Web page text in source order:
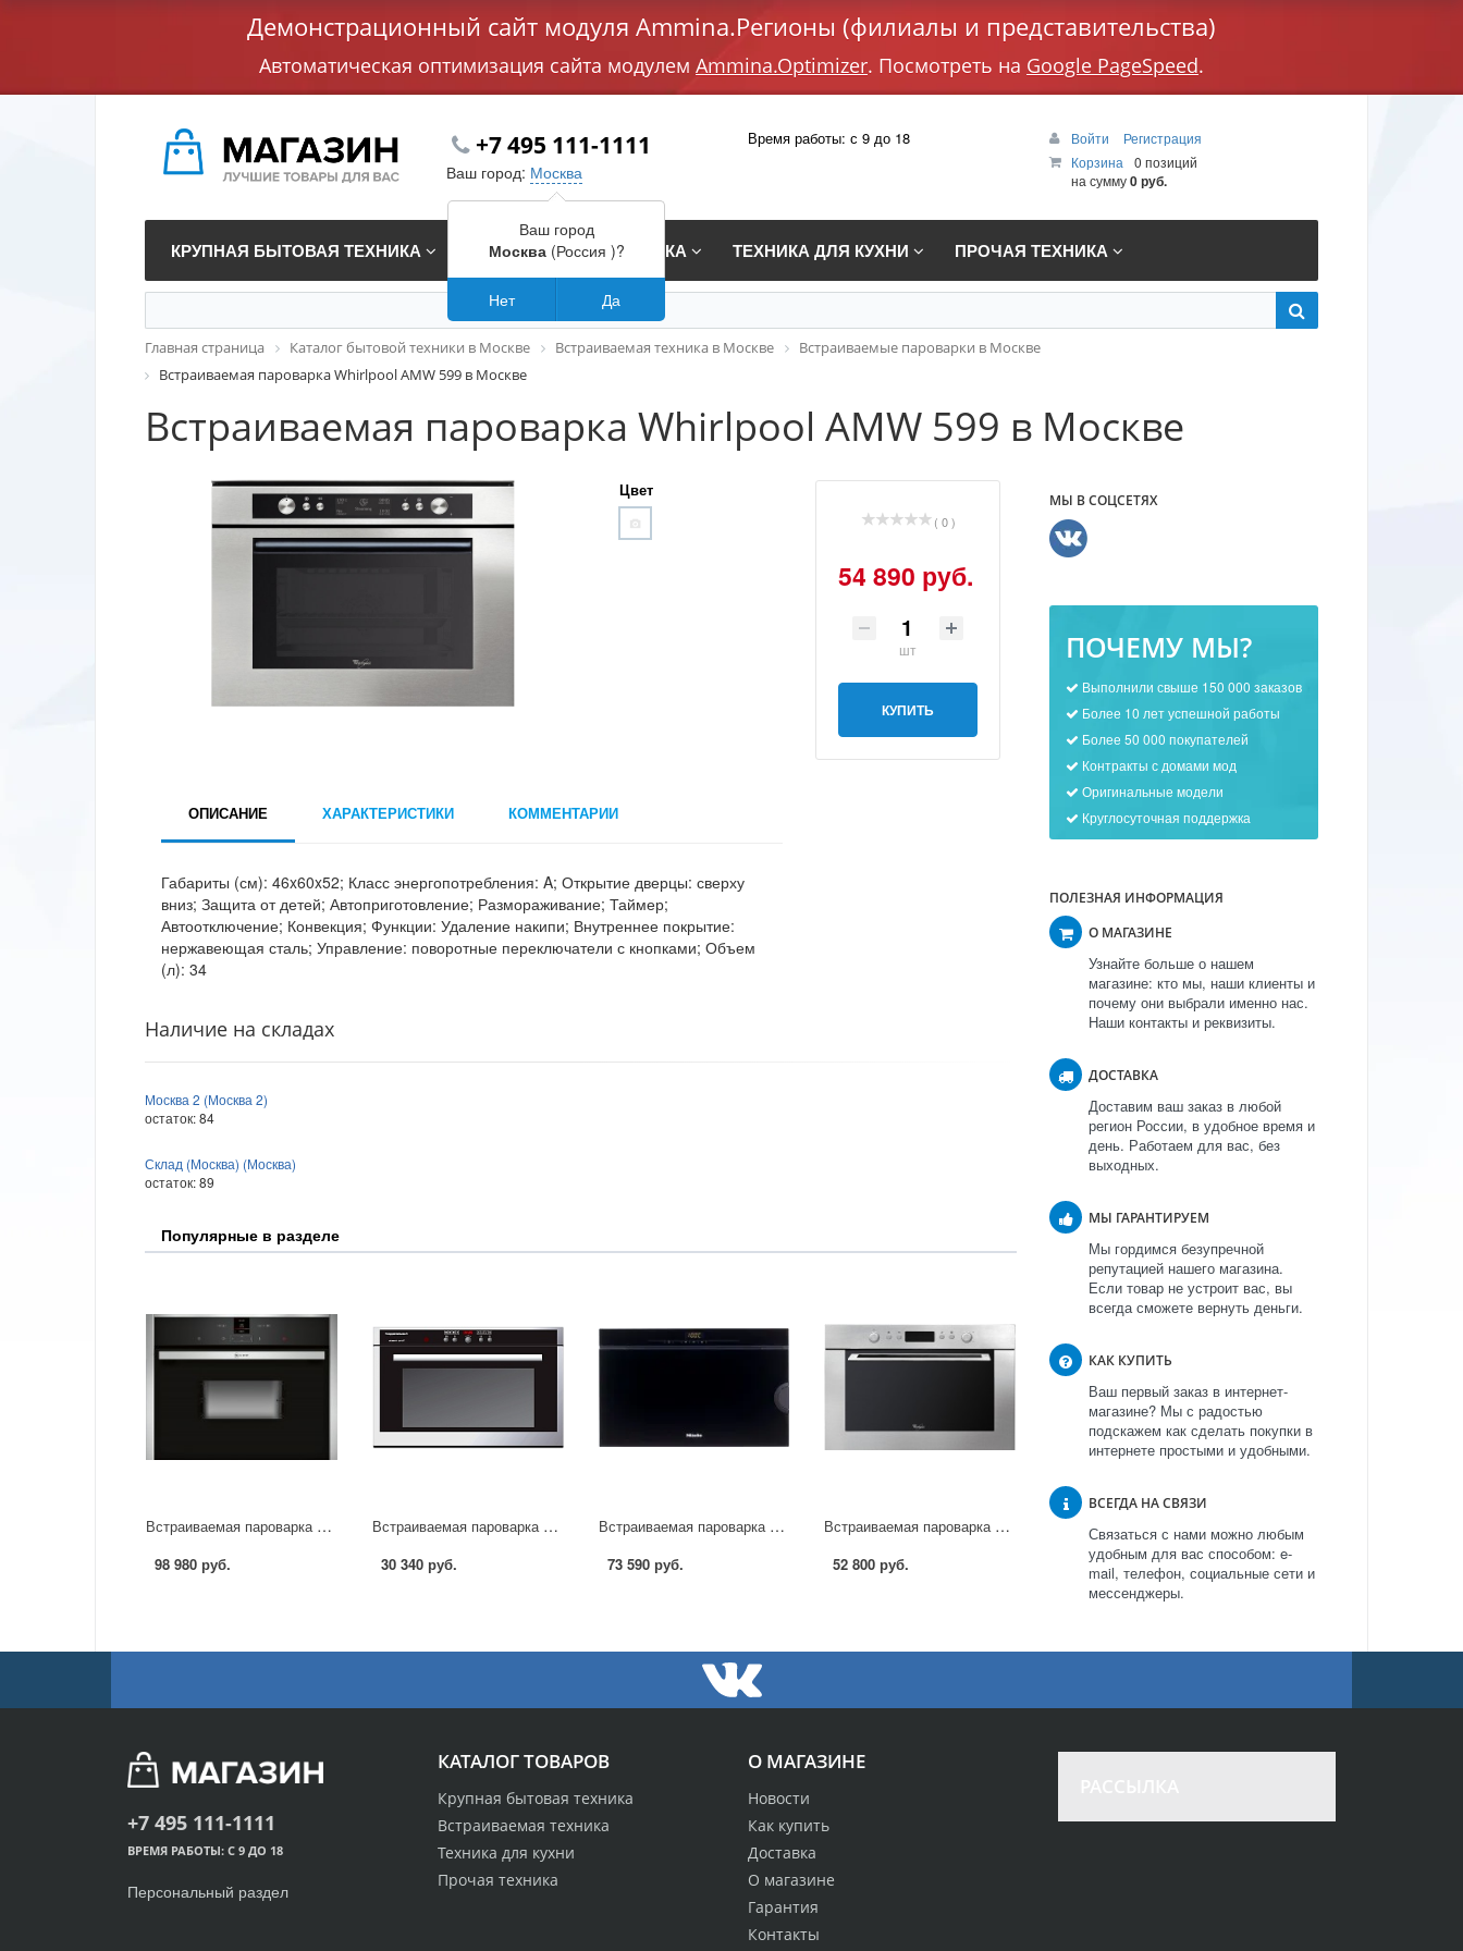
Демонстрационный сайт модуля Ammina.Регионы (филиалы и представительства)
Автоматическая оптимизация сайта модулем Ammina.Optimizer. Посмотреть на Google PageSpeed.
+7 495 111-1111
Ваш город: Москва
Время работы: с 9 до 18 Войти
Регистрация
Корзина
0 позиций
на сумму0 руб.
КРУПНАЯ БЫТОВАЯ ТЕХНИКА ВСТРАИВАЕМАЯ ТЕХНИКА ТЕХНИКА ДЛЯ КУХНИ ПРОЧАЯ ТЕХНИКА
Главная страница Каталог бытовой техники в Москве Встраиваемая техника в Москве
Встраиваемые пароварки в Москве
Встраиваемая пароварка Whirlpool AMW 599 в Москве
Встраиваемая пароварка Whirlpool AMW 599 в Москве
Цвет
( 0 )
54 890 руб.
шт
КУПИТЬ
ОПИСАНИЕ ХАРАКТЕРИСТИКИ КОММЕНТАРИИ
Габариты (см): 46x60x52; Класс энергопотребления: A; Открытие дверцы: сверху
вниз; Защита от детей; Автоприготовление; Размораживание; Таймер;
Автоотключение; Конвекция; Функции: Удаление накипи; Внутреннее покрытие:
нержавеющая сталь; Управление: поворотные переключатели с кнопками; Объем
(л): 34
Наличие на складах
Москва 2 (Москва 2)
остаток:84
Склад (Москва) (Москва)
остаток:89
Популярные в разделе
Встраиваемая пароварка Neff C 17DR02N1 в Москве
98 980 руб.
Встраиваемая пароварка Kuppersbusch EDG 6600.1 в Москве
30 340 руб.
Встраиваемая пароварка Miele DG 3460 в Москве
73 590 руб.
Встраиваемая пароварка Whirlpool AMW 583 в Москве
52 800 руб.
МЫ В СОЦСЕТЯХ
ПОЧЕМУ МЫ?
Выполнили свыше 150 000 заказов
Более 10 лет успешной работы
Более 50 000 покупателей
Контракты с домами мод
Оригинальные модели
Круглосуточная поддержка
ПОЛЕЗНАЯ ИНФОРМАЦИЯ
О МАГАЗИНЕ
Узнайте больше о нашем
магазине: кто мы, наши клиенты и
почему они выбрали именно нас.
Наши контакты и реквизиты.
ДОСТАВКА
Доставим ваш заказ в любой
регион России, в удобное время и
день. Работаем для вас, без
выходных.
МЫ ГАРАНТИРУЕМ
Мы гордимся безупречной
репутацией нашего магазина.
Если товар не устроит вас, вы
всегда сможете вернуть деньги.
КАК КУПИТЬ
Ваш первый заказ в интернет-
магазине? Мы с радостью
подскажем как сделать покупки в
интернете простыми и удобными.
ВСЕГДА НА СВЯЗИ
Связаться с нами можно любым
удобным для вас способом: e-
mail, телефон, социальные сети и
мессенджеры.
О МАГАЗИНЕ
Новости
Как купить
Доставка
О магазине
Гарантия
Контакты
КАТАЛОГ ТОВАРОВ
Крупная бытовая техника
Встраиваемая техника
Техника для кухни
Прочая техника
+7 495 111-1111
ВРЕМЯ РАБОТЫ: С 9 ДО 18
Персональный раздел
Ваш город
Москва(Россия )?
Нет Да